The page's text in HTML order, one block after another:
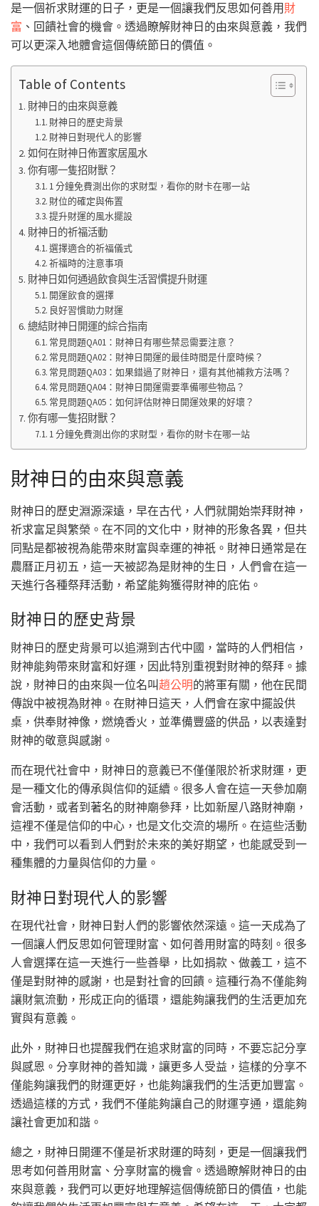
是一個祈求財運的日子，更是一個讓我們反思如何善用 財
富 、回饋社會的機會。透過瞭解財神日的由來與意義，我們
可以更深入地體會這個傳統節日的價值。
Table of Contents
財神日的由來與意義
財神日的歷史背景
財神日對現代人的影響
如何在財神日佈置家居風水
你有哪一隻招財獸？
1 分鐘免費測出你的求財型，看你的財卡在哪一站
財位的確定與佈置
提升財運的風水擺設
財神日的祈福活動
選擇適合的祈福儀式
祈福時的注意事項
財神日如何通過飲食與生活習慣提升財運
開運飲食的選擇
良好習慣助力財運
總結財神日開運的綜合指南
常見問題QA01：財神日有哪些禁忌需要注意？
常見問題QA02：財神日開運的最佳時間是什麼時候？
常見問題QA03：如果錯過了財神日，還有其他補救方法嗎？
常見問題QA04：財神日開運需要準備哪些物品？
常見問題QA05：如何評估財神日開運效果的好壞？
你有哪一隻招財獸？
1 分鐘免費測出你的求財型，看你的財卡在哪一站
財神日的由來與意義
財神日的歷史淵源深遠，早在古代，人們就開始崇拜財神，
祈求富足與繁榮。在不同的文化中，財神的形象各異，但共
同點是都被視為能帶來財富與幸運的神祇。財神日通常是在
農曆正月初五，這一天被認為是財神的生日，人們會在這一
天進行各種祭拜活動，希望能夠獲得財神的庇佑。
財神日的歷史背景
財神日的歷史背景可以追溯到古代中國，當時的人們相信，
財神能夠帶來財富和好運，因此特別重視對財神的祭拜。據
說，財神日的由來與一位名叫趙公明的將軍有關，他在民間
傳說中被視為財神。在財神日這天，人們會在家中擺設供
桌，供奉財神像，燃燒香火，並準備豐盛的供品，以表達對
財神的敬意與感謝。
而在現代社會中，財神日的意義已不僅僅限於祈求財運，更
是一種文化的傳承與信仰的延續。很多人會在這一天參加廟
會活動，或者到著名的財神廟參拜，比如新屋八路財神廟，
這裡不僅是信仰的中心，也是文化交流的場所。在這些活動
中，我們可以看到人們對於未來的美好期望，也能感受到一
種集體的力量與信仰的力量。
財神日對現代人的影響
在現代社會，財神日對人們的影響依然深遠。這一天成為了
一個讓人們反思如何管理財富、如何善用財富的時刻。很多
人會選擇在這一天進行一些善舉，比如捐款、做義工，這不
僅是對財神的感謝，也是對社會的回饋。這種行為不僅能夠
讓財氣流動，形成正向的循環，還能夠讓我們的生活更加充
實與有意義。
此外，財神日也提醒我們在追求財富的同時，不要忘記分享
與感恩。分享財神的善知識，讓更多人受益，這樣的分享不
僅能夠讓我們的財運更好，也能夠讓我們的生活更加豐富。
透過這樣的方式，我們不僅能夠讓自己的財運亨通，還能夠
讓社會更加和諧。
總之，財神日開運不僅是祈求財運的時刻，更是一個讓我們
思考如何善用財富、分享財富的機會。透過瞭解財神日的由
來與意義，我們可以更好地理解這個傳統節日的價值，也能